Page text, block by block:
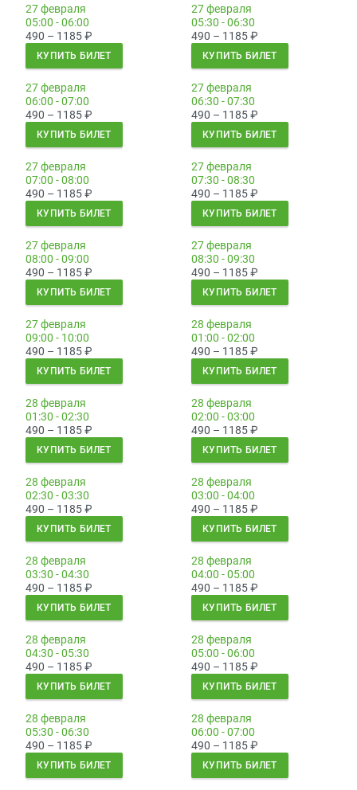
27 февраля
05:00 - 06:00
490 – 1185₽
КУПИТЬ БИЛЕТ
27 февраля
05:30 - 06:30
490 – 1185₽
КУПИТЬ БИЛЕТ
27 февраля
06:00 - 07:00
490 – 1185₽
КУПИТЬ БИЛЕТ
27 февраля
06:30 - 07:30
490 – 1185₽
КУПИТЬ БИЛЕТ
27 февраля
07:00 - 08:00
490 – 1185₽
КУПИТЬ БИЛЕТ
27 февраля
07:30 - 08:30
490 – 1185₽
КУПИТЬ БИЛЕТ
27 февраля
08:00 - 09:00
490 – 1185₽
КУПИТЬ БИЛЕТ
27 февраля
08:30 - 09:30
490 – 1185₽
КУПИТЬ БИЛЕТ
27 февраля
09:00 - 10:00
490 – 1185₽
КУПИТЬ БИЛЕТ
28 февраля
01:00 - 02:00
490 – 1185₽
КУПИТЬ БИЛЕТ
28 февраля
01:30 - 02:30
490 – 1185₽
КУПИТЬ БИЛЕТ
28 февраля
02:00 - 03:00
490 – 1185₽
КУПИТЬ БИЛЕТ
28 февраля
02:30 - 03:30
490 – 1185₽
КУПИТЬ БИЛЕТ
28 февраля
03:00 - 04:00
490 – 1185₽
КУПИТЬ БИЛЕТ
28 февраля
03:30 - 04:30
490 – 1185₽
КУПИТЬ БИЛЕТ
28 февраля
04:00 - 05:00
490 – 1185₽
КУПИТЬ БИЛЕТ
28 февраля
04:30 - 05:30
490 – 1185₽
КУПИТЬ БИЛЕТ
28 февраля
05:00 - 06:00
490 – 1185₽
КУПИТЬ БИЛЕТ
28 февраля
05:30 - 06:30
490 – 1185₽
КУПИТЬ БИЛЕТ
28 февраля
06:00 - 07:00
490 – 1185₽
КУПИТЬ БИЛЕТ